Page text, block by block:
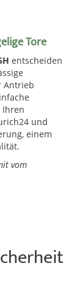
Tore
entscheiden
Antrieb
Ihren
und
einem
vom